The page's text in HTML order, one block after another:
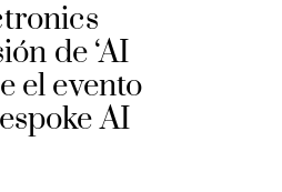
de ‘AI
el evento
AI